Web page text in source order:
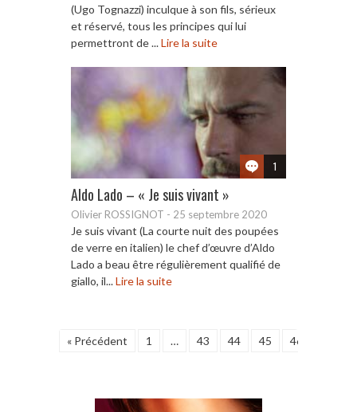
(Ugo Tognazzi) inculque à son fils, sérieux
et réservé, tous les principes qui lui
permettront de ...Lire la suite
1
Aldo Lado – « Je suis vivant »
Olivier ROSSIGNOT - 25 septembre 2020
Je suis vivant (La courte nuit des poupées
de verre en italien) le chef d’œuvre d’Aldo
Lado a beau être régulièrement qualifié de
giallo, il...Lire la suite
« Précédent 1 … 43 44 45 46